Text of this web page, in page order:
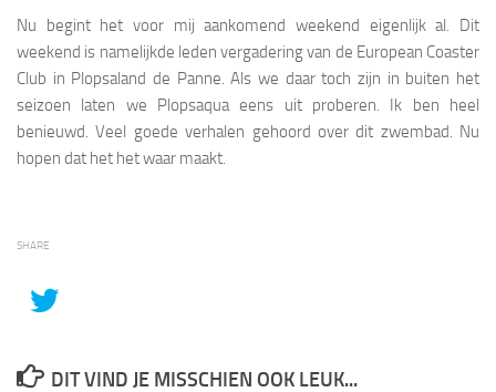
Nu begint het voor mij aankomend weekend eigenlijk al. Dit
weekend is namelijkde leden vergadering van de European Coaster
Club in Plopsaland de Panne. Als we daar toch zijn in buiten het
seizoen laten we Plopsaqua eens uit proberen. Ik ben heel
benieuwd. Veel goede verhalen gehoord over dit zwembad. Nu
hopen dat het het waar maakt.
SHARE
DIT VIND JE MISSCHIEN OOK LEUK...